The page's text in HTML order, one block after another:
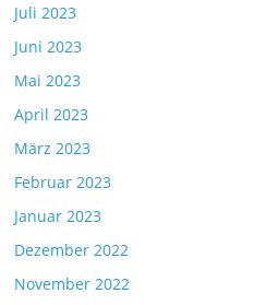
Juli 2023
Juni 2023
Mai 2023
April 2023
März 2023
Februar 2023
Januar 2023
Dezember 2022
November 2022